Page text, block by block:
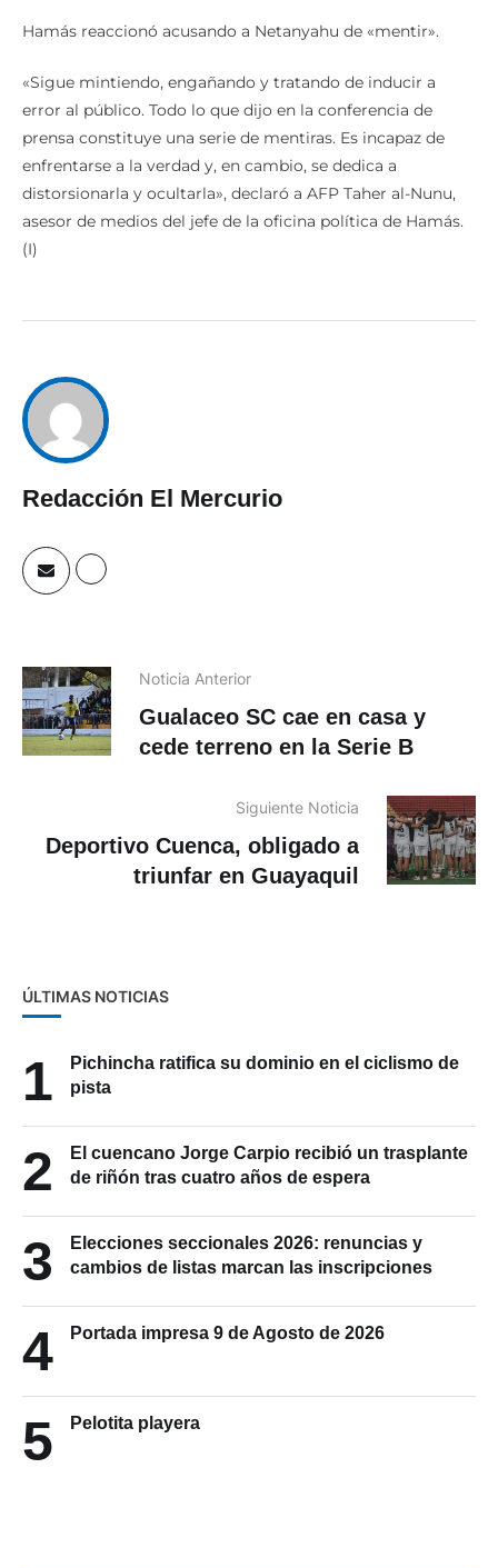
Hamás reaccionó acusando a Netanyahu de «mentir».
«Sigue mintiendo, engañando y tratando de inducir a
error al público. Todo lo que dijo en la conferencia de
prensa constituye una serie de mentiras. Es incapaz de
enfrentarse a la verdad y, en cambio, se dedica a
distorsionarla y ocultarla», declaró a AFP Taher al-Nunu,
asesor de medios del jefe de la oficina política de Hamás.
(I)
Redacción El Mercurio
Noticia Anterior
Gualaceo SC cae en casa y
cede terreno en la Serie B
Siguiente Noticia
Deportivo Cuenca, obligado a
triunfar en Guayaquil
ÚLTIMAS NOTICIAS
1
Pichincha ratifica su dominio en el ciclismo de
pista
2
El cuencano Jorge Carpio recibió un trasplante
de riñón tras cuatro años de espera
3
Elecciones seccionales 2026: renuncias y
cambios de listas marcan las inscripciones
4 Portada impresa 9 de Agosto de 2026
5 Pelotita playera